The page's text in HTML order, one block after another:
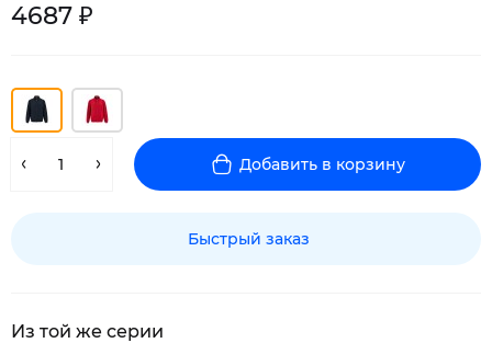
4687 ₽
Добавить в корзину
Быстрый заказ
Из той же серии